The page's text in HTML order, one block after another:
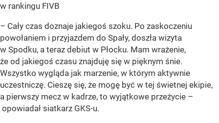
w rankingu FIVB
– Cały czas doznaje jakiegoś szoku. Po zaskoczeniu
powołaniem i przyjazdem do Spały, doszła wizyta
w Spodku, a teraz debiut w Płocku. Mam wrażenie,
że od jakiegoś czasu znajduję się w pięknym śnie.
Wszystko wygląda jak marzenie, w którym aktywnie
uczestniczę. Cieszę się, że mogę być w tej świetnej ekipie,
a pierwszy mecz w kadrze, to wyjątkowe przeżycie –
opowiadał siatkarz GKS-u.